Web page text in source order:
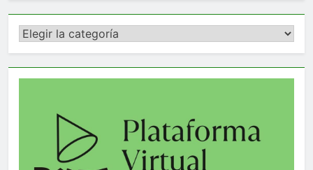
Categorías